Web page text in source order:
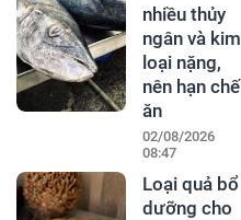
nhiều thủy
ngân và kim
loại nặng,
nên hạn chế
ăn
02/08/2026
08:47
Loại quả bổ
dưỡng cho